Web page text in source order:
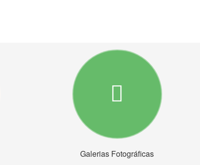
Galerias Fotográficas